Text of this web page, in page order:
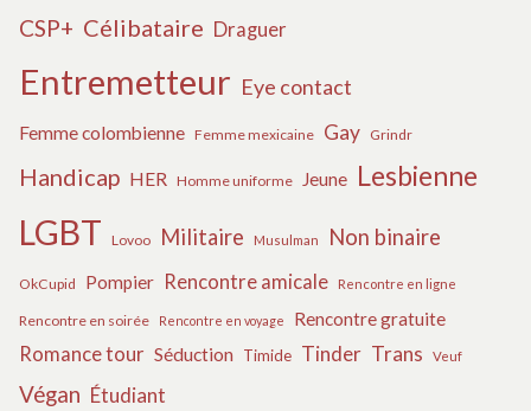
CSP+ Célibataire Draguer
Entremetteur Eye contact
Femme colombienne Femme mexicaine Gay Grindr
Handicap HER Homme uniforme Jeune Lesbienne
LGBT Lovoo Militaire Musulman Non binaire
OkCupid Pompier Rencontre amicale Rencontre en ligne
Rencontre en soirée Rencontre en voyage Rencontre gratuite
Romance tour Séduction Timide Tinder Trans Veuf
Végan Étudiant